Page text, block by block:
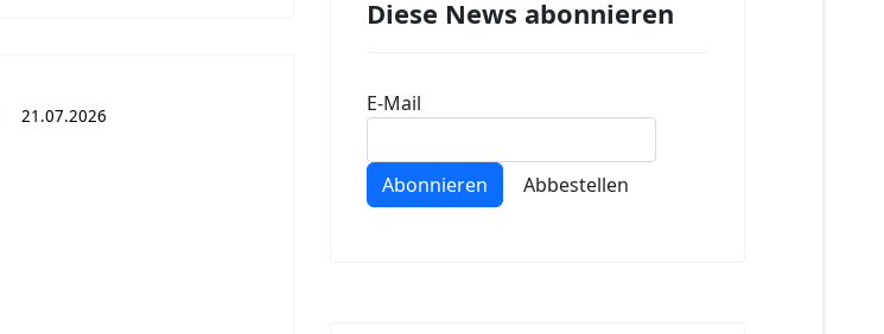
21.07.2026
Diese News abonnieren
E-Mail
Abonnieren Abbestellen